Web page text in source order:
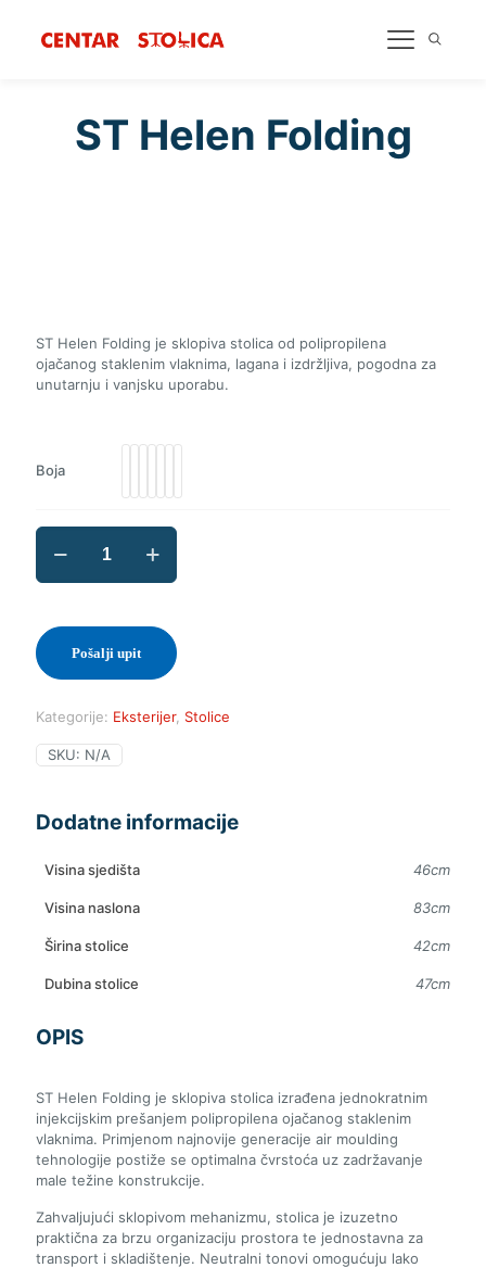
ST Helen Folding
ST Helen Folding je sklopiva stolica od polipropilena
ojačanog staklenim vlaknima, lagana i izdržljiva, pogodna za
unutarnju i vanjsku uporabu.
Boja
ST
Helen
Folding
Pošalji upit
Kategorije: Eksterijer, Stolice
SKU: N/A
Dodatne informacije
Visina sjedišta 46cm
Visina naslona 83cm
Širina stolice 42cm
Dubina stolice 47cm
OPIS
ST Helen Folding je sklopiva stolica izrađena jednokratnim
injekcijskim prešanjem polipropilena ojačanog staklenim
vlaknima. Primjenom najnovije generacije air moulding
tehnologije postiže se optimalna čvrstoća uz zadržavanje
male težine konstrukcije.
Zahvaljujući sklopivom mehanizmu, stolica je izuzetno
praktična za brzu organizaciju prostora te jednostavna za
transport i skladištenje. Neutralni tonovi omogućuju lako